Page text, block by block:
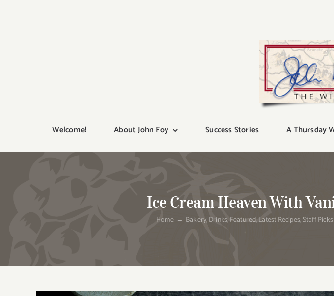
Welcome! About John Foy Success Stories A Thursday
Ice Cream Heaven With
Home Bakery Drinks Featured Latest Recipes Staff Picks